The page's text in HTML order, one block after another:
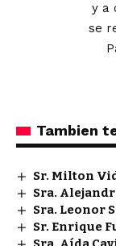
y a
se
Tambien
Sr. Milton
Sra.
Sra. Leonor
Sr. Enrique